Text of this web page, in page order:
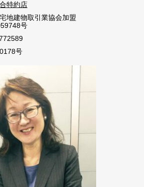
特約店
地建物取引業協会加盟
号
号